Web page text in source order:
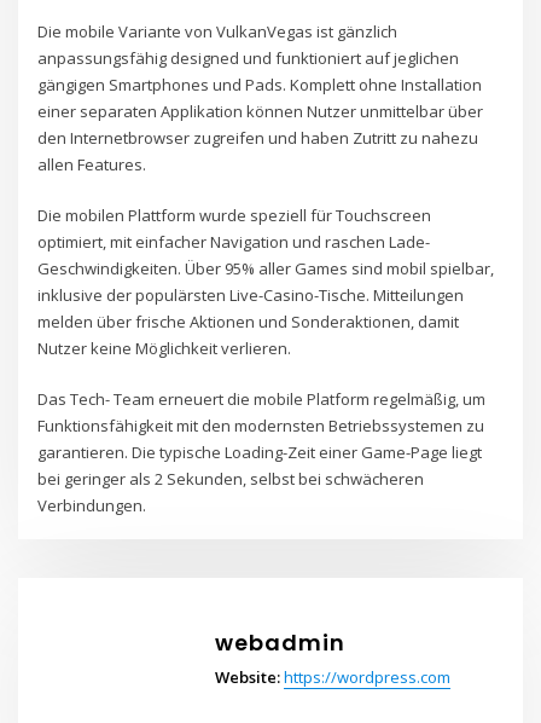
Die mobile Variante von VulkanVegas ist gänzlich
anpassungsfähig designed und funktioniert auf jeglichen
gängigen Smartphones und Pads. Komplett ohne Installation
einer separaten Applikation können Nutzer unmittelbar über
den Internetbrowser zugreifen und haben Zutritt zu nahezu
allen Features.
Die mobilen Plattform wurde speziell für Touchscreen
optimiert, mit einfacher Navigation und raschen Lade-
Geschwindigkeiten. Über 95% aller Games sind mobil spielbar,
inklusive der populärsten Live-Casino-Tische. Mitteilungen
melden über frische Aktionen und Sonderaktionen, damit
Nutzer keine Möglichkeit verlieren.
Das Tech- Team erneuert die mobile Platform regelmäßig, um
Funktionsfähigkeit mit den modernsten Betriebssystemen zu
garantieren. Die typische Loading-Zeit einer Game-Page liegt
bei geringer als 2 Sekunden, selbst bei schwächeren
Verbindungen.
webadmin
Website:https://wordpress.com